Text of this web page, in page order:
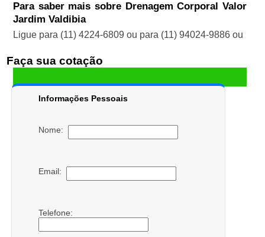
Para saber mais sobre Drenagem Corporal Valor
Jardim Valdibia
Ligue para (11) 4224-6809 ou para (11) 94024-9886ou
Faça sua cotação
Informações Pessoais
Nome:
Email:
Telefone: